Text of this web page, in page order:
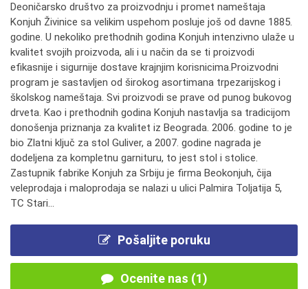
Deoničarsko društvo za proizvodnju i promet nameštaja
Konjuh Živinice sa velikim uspehom posluje još od davne 1885.
godine. U nekoliko prethodnih godina Konjuh intenzivno ulaže u
kvalitet svojih proizvoda, ali i u način da se ti proizvodi
efikasnije i sigurnije dostave krajnjim korisnicima.Proizvodni
program je sastavljen od širokog asortimana trpezarijskog i
školskog nameštaja. Svi proizvodi se prave od punog bukovog
drveta. Kao i prethodnih godina Konjuh nastavlja sa tradicijom
donošenja priznanja za kvalitet iz Beograda. 2006. godine to je
bio Zlatni ključ za stol Guliver, a 2007. godine nagrada je
dodeljena za kompletnu garnituru, to jest stol i stolice.
Zastupnik fabrike Konjuh za Srbiju je firma Beokonjuh, čija
veleprodaja i maloprodaja se nalazi u ulici Palmira Toljatija 5,
TC Stari...
Pošaljite poruku
Ocenite nas (1)